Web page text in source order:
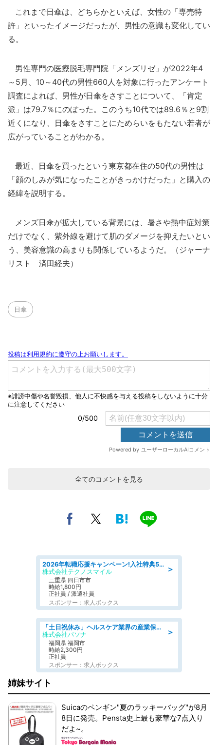
これまで日傘は、どちらかといえば、女性の「専売特
許」といったイメージだったが、男性の意識も変化してい
る。
男性専門の医療脱毛専門院「メンズリゼ」が2022年4
～5月、10～40代の男性660人を対象に行ったアンケート
調査によれば、男性が日傘をさすことについて、「肯定
派」は79.7％にのぼった。このうち10代では89.6％と9割
近くになり、日傘をさすことにためらいをもたない若者が
広がっていることがわかる。
最近、日傘を買ったという東京都在住の50代の男性は
「顔のしみが気になったことがきっかけだった」と購入の
経緯を説明する。
メンズ日傘が拡大している背景には、暑さや熱中症対策
だけでなく、紫外線を避けて肌のダメージを抑えたいとい
う、美容意識の高まりも関係しているようだ。（ジャーナ
リスト 済田経夫）
日傘
全てのコメントを見る
＞
2026年転職応援キャンペーン!入社特典58万円/デンソーで働こう!自動車工場で小型部品の検査業務 denso aichi
株式会社テクノスマイル
三重県 四日市市
時給1,800円
正社員 / 派遣社員
スポンサー：求人ボックス
＞
「土日祝休み」ヘルスケア業界の産業保健師/高時給/未経験OK/要資格:保健師、正看護師
株式会社パソナ
福岡県 福岡市
時給2,300円
正社員
スポンサー：求人ボックス
姉妹サイト
Suicaのペンギン"夏のラッキーバッグ"が8月
8日に発売。Pensta史上最も豪華な7点入り
だよ~。